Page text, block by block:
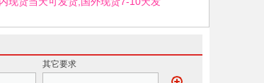
其它要求